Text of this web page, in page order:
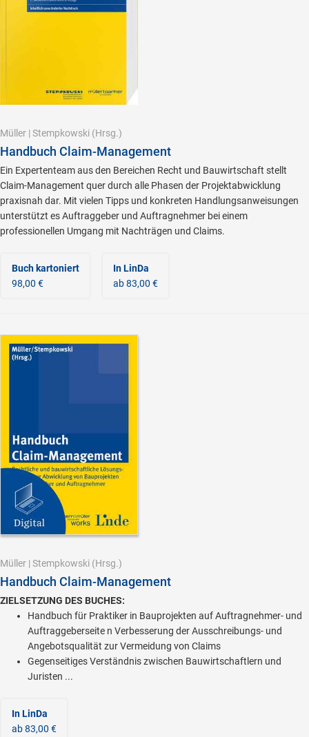
Müller | Stempkowski (Hrsg.)
Handbuch Claim-Management
Ein Expertenteam aus den Bereichen Recht und Bauwirtschaft stellt
Claim-Management quer durch alle Phasen der Projektabwicklung
praxisnah dar. Mit vielen Tipps und konkreten Handlungsanweisungen
unterstützt es Auftraggeber und Auftragnehmer bei einem
professionellen Umgang mit Nachträgen und Claims.
Buch kartoniert
98,00 €
In LinDa
ab 83,00 €
Müller | Stempkowski (Hrsg.)
Handbuch Claim-Management
ZIELSETZUNG DES BUCHES:
Handbuch für Praktiker in Bauprojekten auf Auftragnehmer- und
Auftraggeberseite n Verbesserung der Ausschreibungs- und
Angebotsqualität zur Vermeidung von Claims
Gegenseitiges Verständnis zwischen Bauwirtschaftlern und
Juristen ...
In LinDa
ab 83,00 €